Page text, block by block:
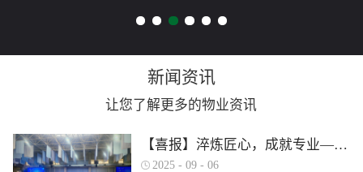
自助洗车服务随着...
新闻资讯
让您了解更多的物业资讯
【喜报】淬炼匠心，成就专业——西安锦江物业在“锦天物业杯”技能竞赛中斩获佳绩
2025 - 09 - 06